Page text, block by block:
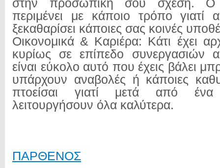
στην προσωπική σου σχέση. Ο
περιμένει με κάποιο τρόπο γιατί
ξεκαθαρίσει κάποιες σας κοινές
Οικονομικά & Καριέρα: Κάτι έχει
κυρίως σε επίπεδο συνεργασιών
είναι εύκολο αυτό που έχεις βάλει
υπάρχουν αναβολές ή κάποιες
πτοείσαι γιατί μετά από
λειτουργήσουν όλα καλύτερα.
ΠΑΡΘΕΝΟΣ